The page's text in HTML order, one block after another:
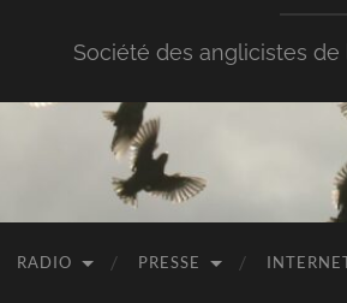
Société des anglicistes
RADIO PRESSE